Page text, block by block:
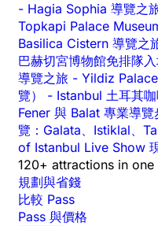
- Hagia Sophia 導覽之
Topkapi Palace
Basilica Cistern 導覽之
巴赫切宮博物館免排隊
導覽之旅 - Yildiz
覽） - Istanbul 土耳其
Fener 與 Balat 專業導覽
覽：Galata、Istiklal、
of Istanbul Live Show
120+ attractions in one
規劃與省錢
比較 Pass
Pass 與價格